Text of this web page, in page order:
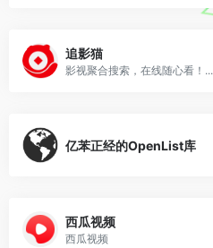
追影猫
影视聚合搜索，在线随心看！...
亿苯正经的OpenList库
西瓜视频
西瓜视频